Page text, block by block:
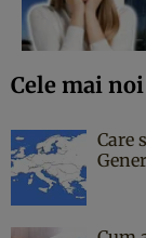
Cele mai
Care